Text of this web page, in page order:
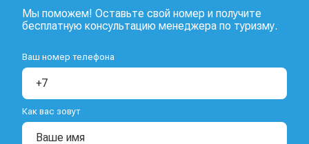
Мы поможем! Оставьте свой номер и получите
бесплатную консультацию менеджера по туризму.
Ваш номер телефона
Как вас зовут